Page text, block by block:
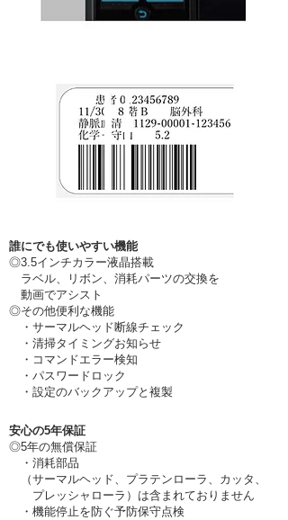
安心の5年保証
◎5年の無償保証
・消耗部品
（サーマルヘッド、プラ テンローラ、 カッタ、
プレッシャローラ）は含まれてお りま せん
・機能停止を防ぐ予防保守点検
誰にでも使いやすい機能
◎3.5インチカラー液晶搭載
ラベル、リボン、消耗パーツの交換を
動画でアシスト
◎その他便利な機能
・サーマルヘッド断線チェック
・清掃タイミングお知らせ
・コマンドエラー検知
・パスワードロック
・設定のバックアップと複製